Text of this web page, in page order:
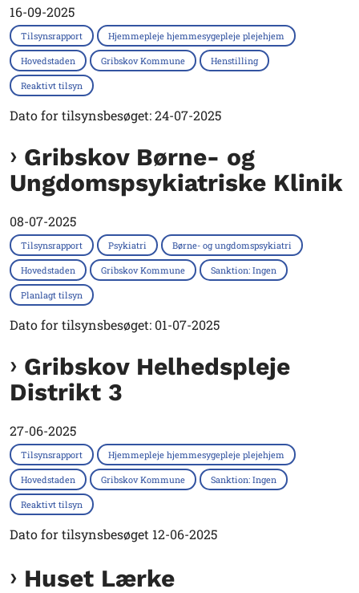
16-09-2025
Tilsynsrapport Hjemmepleje hjemmesygepleje plejehjem
Hovedstaden Gribskov Kommune Henstilling
Reaktivt tilsyn
Dato for tilsynsbesøget: 24-07-2025
Gribskov Børne- og
Ungdomspsykiatriske Klinik
08-07-2025
Tilsynsrapport Psykiatri Børne- og ungdomspsykiatri
Hovedstaden Gribskov Kommune Sanktion: Ingen
Planlagt tilsyn
Dato for tilsynsbesøget: 01-07-2025
Gribskov Helhedspleje
Distrikt 3
27-06-2025
Tilsynsrapport Hjemmepleje hjemmesygepleje plejehjem
Hovedstaden Gribskov Kommune Sanktion: Ingen
Reaktivt tilsyn
Dato for tilsynsbesøget 12-06-2025
Huset Lærke